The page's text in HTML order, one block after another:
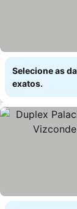
Selecione as
exatos.